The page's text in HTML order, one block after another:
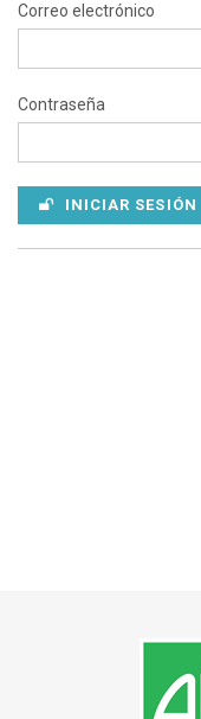
Correo electrónico
Contraseña
INICIAR SESIÓN